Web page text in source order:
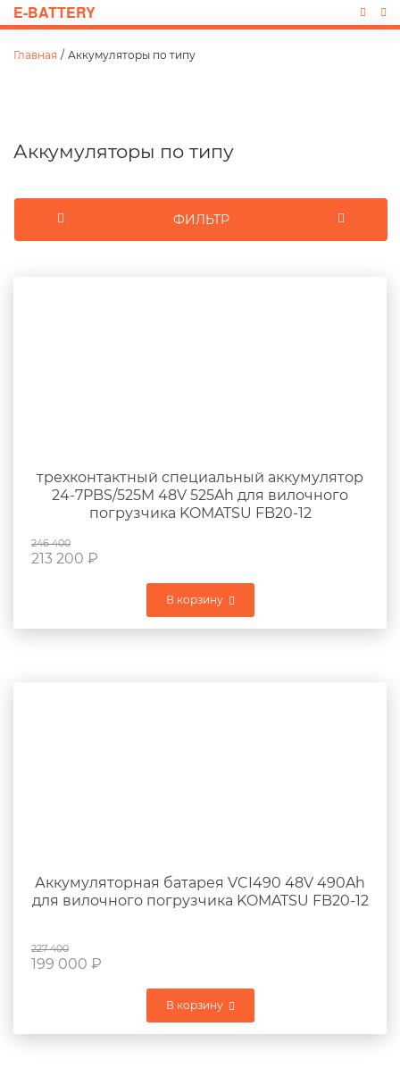
E-BATTERY
Главная / Аккумуляторы по типу
Аккумуляторы по типу
трехконтактный специальный аккумулятор
24-7PBS/525M 48V 525Ah для вилочного
погрузчика KOMATSU FB20-12
246 400
213 200 ₽
В корзину
Аккумуляторная батарея VCI490 48V 490Ah
для вилочного погрузчика KOMATSU FB20-12
227 400
199 000 ₽
В корзину
ФИЛЬТР